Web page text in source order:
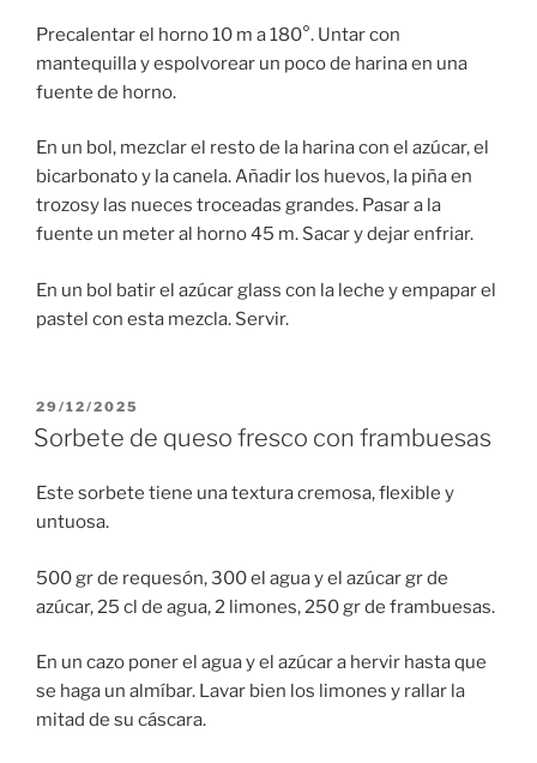
Precalentar el horno 10 m a 180°. Untar con
mantequilla y espolvorear un poco de harina en una
fuente de horno.
En un bol, mezclar el resto de la harina con el azúcar, el
bicarbonato y la canela. Añadir los huevos, la piña en
trozosy las nueces troceadas grandes. Pasar a la
fuente un meter al horno 45 m. Sacar y dejar enfriar.
En un bol batir el azúcar glass con la leche y empapar el
pastel con esta mezcla. Servir.
PUBLICADO
EL
29/12/2025
Sorbete de queso fresco con frambuesas
Este sorbete tiene una textura cremosa, flexible y
untuosa.
500 gr de requesón, 300 el agua y el azúcar gr de
azúcar, 25 cl de agua, 2 limones, 250 gr de frambuesas.
En un cazo poner el agua y el azúcar a hervir hasta que
se haga un almíbar. Lavar bien los limones y rallar la
mitad de su cáscara.